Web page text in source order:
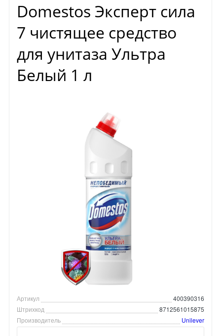
Domestos Эксперт сила
7 чистящее средство
для унитаза Ультра
Белый 1 л
Артикул
400390316
Штрихкод
8712561015875
Производитель
Unilever